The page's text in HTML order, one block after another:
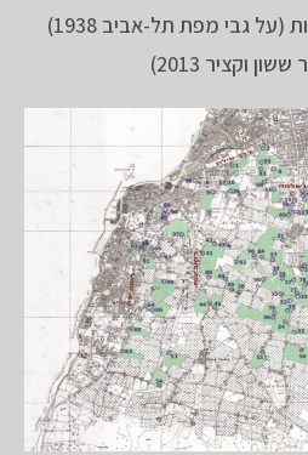
גבי מפת תל-אביב 1938)
וקציר 2013)